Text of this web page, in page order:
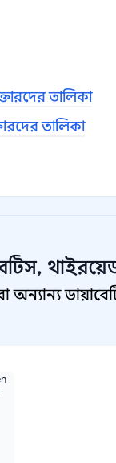
তালিকা
তালিকা